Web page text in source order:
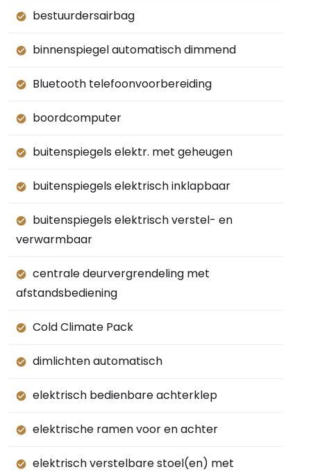
bestuurdersairbag
binnenspiegel automatisch dimmend
Bluetooth telefoonvoorbereiding
boordcomputer
buitenspiegels elektr. met geheugen
buitenspiegels elektrisch inklapbaar
buitenspiegels elektrisch verstel- en
verwarmbaar
centrale deurvergrendeling met
afstandsbediening
Cold Climate Pack
dimlichten automatisch
elektrisch bedienbare achterklep
elektrische ramen voor en achter
elektrisch verstelbare stoel(en) met